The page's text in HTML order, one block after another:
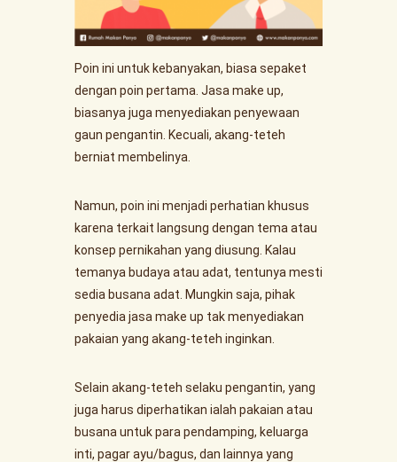
Poin ini untuk kebanyakan, biasa sepaket
dengan poin pertama. Jasa make up,
biasanya juga menyediakan penyewaan
gaun pengantin. Kecuali, akang-teteh
berniat membelinya.
Namun, poin ini menjadi perhatian khusus
karena terkait langsung dengan tema atau
konsep pernikahan yang diusung. Kalau
temanya budaya atau adat, tentunya mesti
sedia busana adat. Mungkin saja, pihak
penyedia jasa make up tak menyediakan
pakaian yang akang-teteh inginkan.
Selain akang-teteh selaku pengantin, yang
juga harus diperhatikan ialah pakaian atau
busana untuk para pendamping, keluarga
inti, pagar ayu/bagus, dan lainnya yang